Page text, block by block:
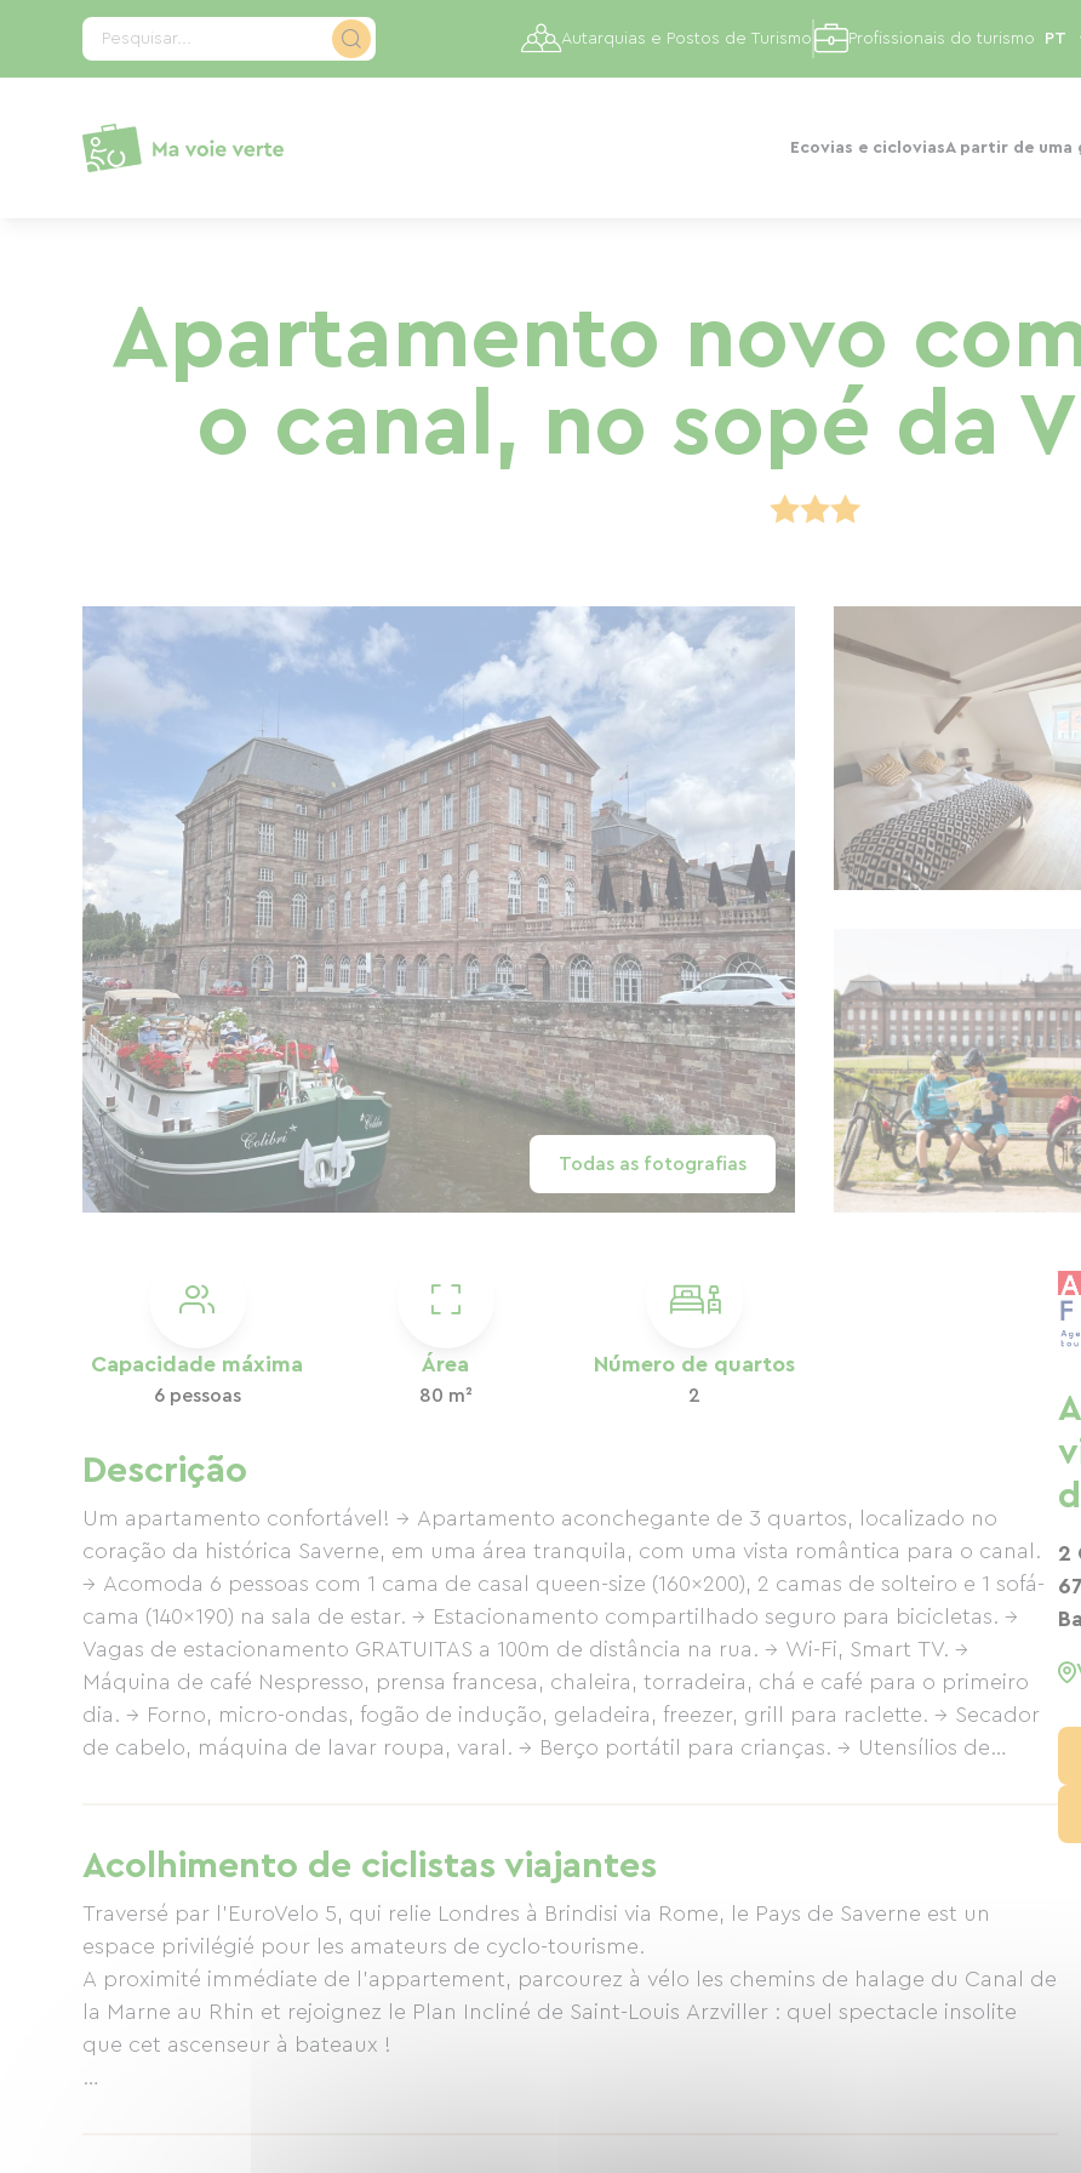
Pesquisar...
Ecovias e cicloviasA partir de uma
Autarquias e Postos de Turismo Profissionais do turismo
Apartamento novo
o canal, no sopé da
Todas as fotografias
Capacidade máxima
6 pessoas
Área
80 m²
Número de quartos
2
Descrição
Um apartamento confortável! → Apartamento aconchegante de 3 quartos, localizado no
coração da histórica Saverne, em uma área tranquila, com uma vista romântica para o canal.
→ Acomoda 6 pessoas com 1 cama de casal queen-size (160x200), 2 camas de solteiro e 1 sofá-
cama (140x190) na sala de estar. → Estacionamento compartilhado seguro para bicicletas. →
Vagas de estacionamento GRATUITAS a 100m de distância na rua. → Wi-Fi, Smart TV. →
Máquina de café Nespresso, prensa francesa, chaleira, torradeira, chá e café para o primeiro
dia. → Forno, micro-ondas, fogão de indução, geladeira, freezer, grill para raclette. → Secador
de cabelo, máquina de lavar roupa, varal. → Berço portátil para crianças. → Utensílios de
e limpeza estão incluídos. A escadaria que dá acesso ao apartamento é um pouco íngreme e
pode não ser adequada para idosos. O alojamento não é acessível a pessoas com mobilidade
reduzida.
Acolhimento de ciclistas viajantes
Traversé par l’EuroVelo 5, qui relie Londres à Brindisi via Rome, le Pays de Saverne est un
espace privilégié pour les amateurs de cyclo-tourisme.
A proximité immédiate de l'appartement, parcourez à vélo les chemins de halage du Canal de
la Marne au Rhin et rejoignez le Plan Incliné de Saint-Louis Arzviller : quel spectacle insolite
que cet ascenseur à bateaux !
2
Painel de Gerenciamento de Cookies